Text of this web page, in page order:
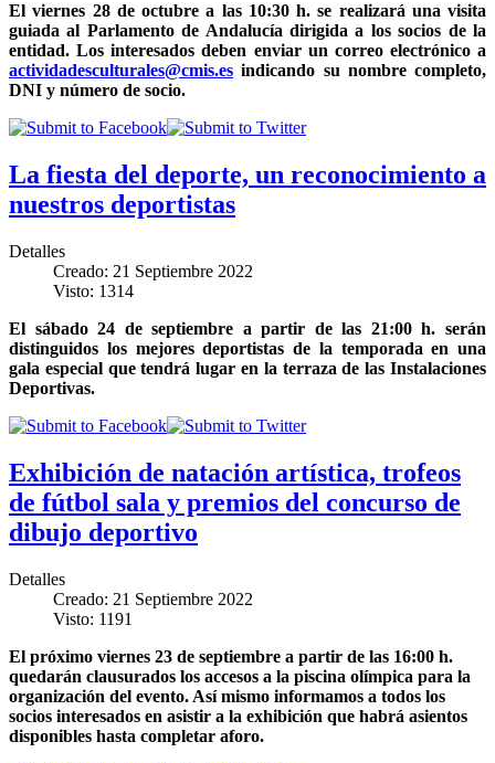
El viernes 28 de octubre a las 10:30 h. se realizará una visita
guiada al Parlamento de Andalucía dirigida a los socios de la
entidad. Los interesados deben enviar un correo electrónico a
actividadesculturales@cmis.es indicando su nombre completo,
DNI y número de socio.
La fiesta del deporte, un reconocimiento a
nuestros deportistas
Detalles
Creado: 21 Septiembre 2022
Visto: 1314
El sábado 24 de septiembre a partir de las 21:00 h. serán
distinguidos los mejores deportistas de la temporada en una
gala especial que tendrá lugar en la terraza de las Instalaciones
Deportivas.
Exhibición de natación artística, trofeos
de fútbol sala y premios del concurso de
dibujo deportivo
Detalles
Creado: 21 Septiembre 2022
Visto: 1191
El próximo viernes 23 de septiembre a partir de las 16:00 h.
quedarán clausurados los accesos a la piscina olímpica para la
organización del evento. Así mismo informamos a todos los
socios interesados en asistir a la exhibición que habrá asientos
disponibles hasta completar aforo.